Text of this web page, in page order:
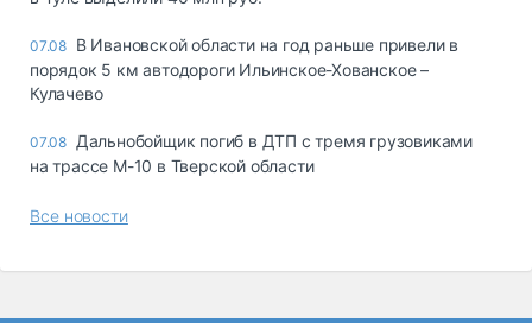
07.08 В Ивановской области на год раньше привели в
порядок 5 км автодороги Ильинское-Хованское –
Кулачево
07.08 Дальнобойщик погиб в ДТП с тремя грузовиками
на трассе М-10 в Тверской области
Все новости